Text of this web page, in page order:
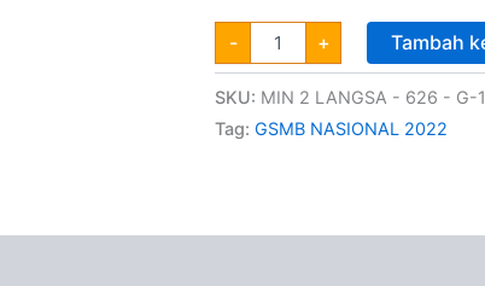
- + Tambah
SKU: MIN 2 LANGSA - 626 - G-
Tag: GSMB NASIONAL 2022